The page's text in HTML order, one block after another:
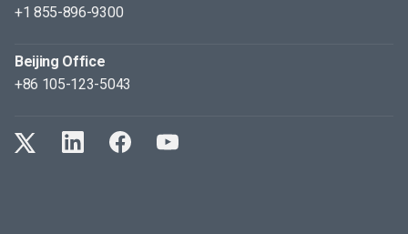
+1 855-896-9300
Beijing Office
+86 105-123-5043